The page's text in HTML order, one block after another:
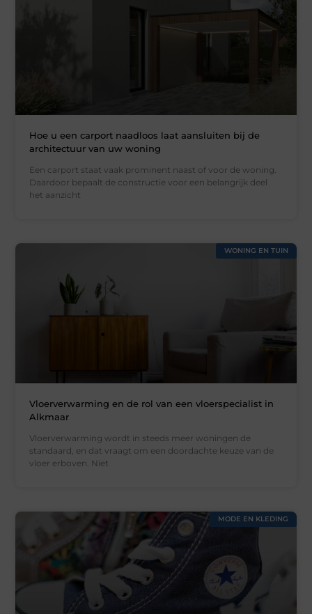
Hoe u een carport naadloos laat aansluiten bij de
architectuur van uw woning
Een carport staat vaak prominent naast of voor de woning.
Daardoor bepaalt de constructie voor een belangrijk deel
het aanzicht
WONING EN TUIN
Vloerverwarming en de rol van een vloerspecialist in
Alkmaar
Vloerverwarming wordt in steeds meer woningen de
standaard, en dat vraagt om een doordachte keuze van de
vloer erboven. Niet
MODE EN KLEDING